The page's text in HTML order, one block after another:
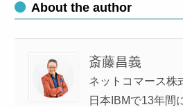
About the author
斎藤昌義
ネットコマース株
日本IBMで13年間